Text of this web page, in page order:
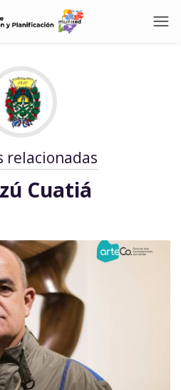
relacionadas
Cuatiá